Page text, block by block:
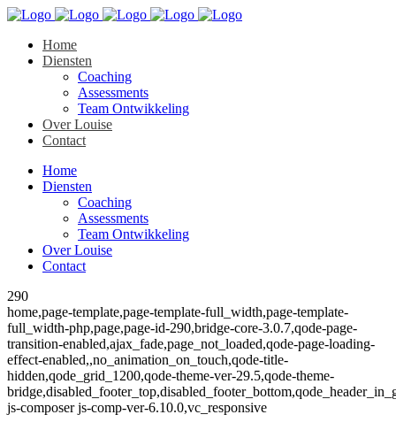
Home
Diensten
Coaching
Assessments
Team Ontwikkeling
Over Louise
Contact
Home
Diensten
Coaching
Assessments
Team Ontwikkeling
Over Louise
Contact
290
home,page-template,page-template-full_width,page-template-
full_width-php,page,page-id-290,bridge-core-3.0.7,qode-page-
transition-enabled,ajax_fade,page_not_loaded,qode-page-loading-
effect-enabled,,no_animation_on_touch,qode-title-
hidden,qode_grid_1200,qode-theme-ver-29.5,qode-theme-
js-composer js-comp-ver-6.10.0,vc_responsive